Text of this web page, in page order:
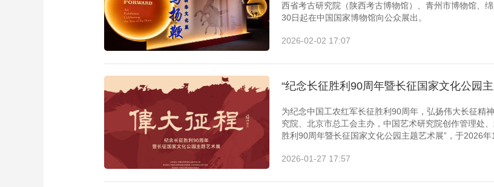
西省考古研究院（陕西考古博物馆）、青州市博物馆、
30日起在中国国家博物馆向公众展出。
2026-02-02 17:07
“纪念长征胜利90周年暨长征国家文化公园
为纪念中国工农红军长征胜利90周年，弘扬伟大长征精
究院、北京市总工会主办，中国艺术研究院创作管理
胜利90周年暨长征国家文化公园主题艺术展”，于2026年
2026-01-27 17:57